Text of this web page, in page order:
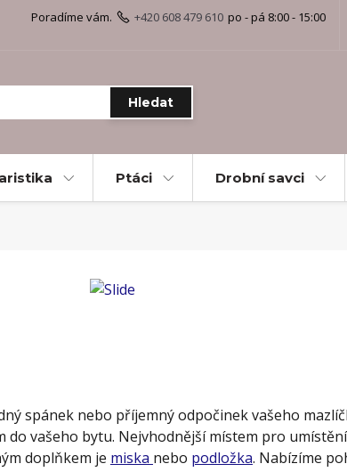
Hledat
Poradíme vám. +420 608 479 610 po - pá 8:00 - 15:00
Ptáci Drobní savci
spánek nebo příjemný odpočinek vašeho
do vašeho bytu. Nejvhodnější místem pro
doplňkem je miska nebo podložka. Nabízíme